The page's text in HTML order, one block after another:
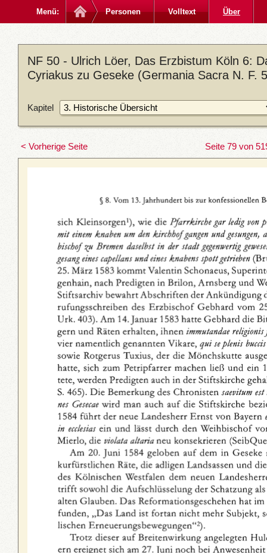
Menü: Personen Volltext Über
NF 50 - Ulrich Löer, Das Erzbistum Köln 6:
Cyriakus zu Geseke (Germania Sacra N. F.
Kapitel
< Vorherige Seite Seite 79 von